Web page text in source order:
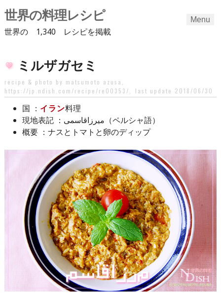
世界の料理レシピ
世界の 1,340 レシピを掲載
Menu
to
ミルザガセミ
recipe & photo by matsumoto azusa,
https://jp.ndish.com/recipe/re00353/
last update 2018/06/30
国 ： イラン料理
現地表記 ：میرزاقاسمی（ペルシャ語）
概要 ：ナスとトマトと卵のディップ